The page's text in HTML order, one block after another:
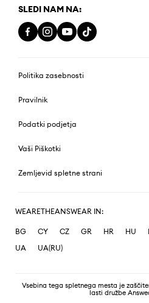
SLEDI NAM NA:
Politika zasebnosti
Pravilnik
Podatki podjetja
Vaši Piškotki
Zemljevid spletne strani
WEARETHEANSWEAR IN:
BG CY CZ GR HR HU
UA
UA(RU)
Vsebina tega spletnega mesta je
lasti družbe